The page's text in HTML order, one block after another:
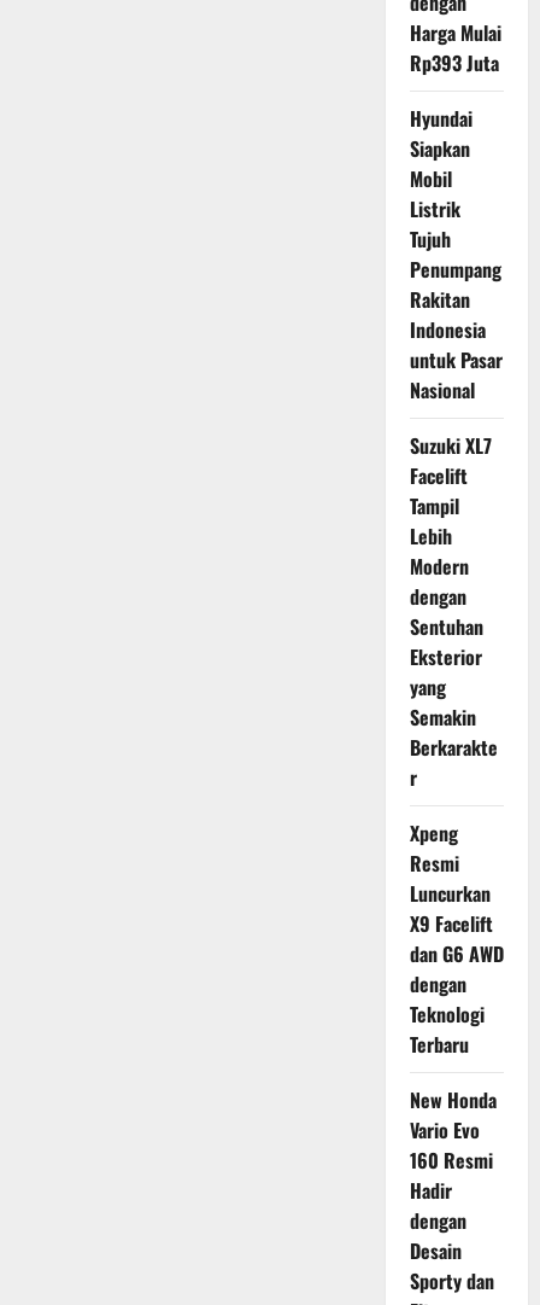
Harga Mulai
Rp393 Juta
Hyundai
Siapkan
Mobil
Listrik
Tujuh
Penumpang
Rakitan
Indonesia
untuk Pasar
Nasional
Suzuki XL7
Facelift
Tampil
Lebih
Modern
dengan
Sentuhan
Eksterior
yang
Semakin
Berkarakte
r
Xpeng
Resmi
Luncurkan
X9 Facelift
dan G6 AWD
dengan
Teknologi
Terbaru
New Honda
Vario Evo
160 Resmi
Hadir
dengan
Desain
Sporty dan